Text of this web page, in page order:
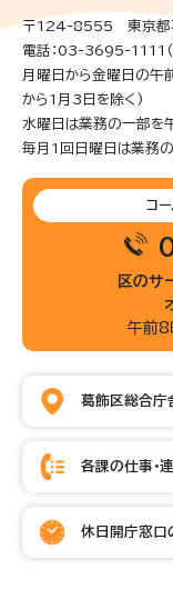
〒124-8555 東京都
電話：03-3695-1111（
月曜日から金曜日の午
から1月3日を除く)
水曜日は業務の一部を
毎月1回日曜日は業務
コ
区のサ
午前8
葛飾区総合庁
各課の仕事・
休日開庁窓口